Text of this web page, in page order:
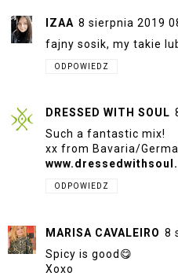
IZAA 8 sierpnia 2019
fajny sosik, my takie
ODPOWIEDZ
DRESSED WITH SOUL
Such a fantastic mix!
xx from Bavaria/
ODPOWIEDZ
MARISA CAVALEIRO 8
Spicy is good😋
Xoxo